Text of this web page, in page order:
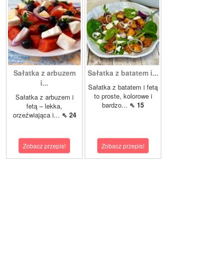
Sałatka z arbuzem
i...
Sałatka z arbuzem i
fetą – lekka,
orzeźwiająca i... ⇖ 24
Zobacz przepis!
Sałatka z batatem i...
Sałatka z batatem i fetą
to proste, kolorowe i
bardzo... ⇖ 15
Zobacz przepis!